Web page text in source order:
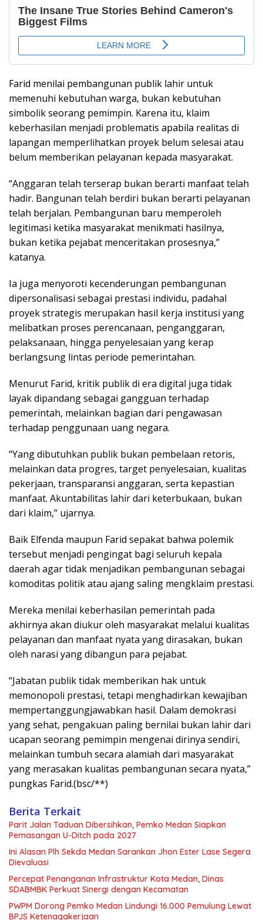
Farid menilai pembangunan publik lahir untuk
memenuhi kebutuhan warga, bukan kebutuhan
simbolik seorang pemimpin. Karena itu, klaim
keberhasilan menjadi problematis apabila realitas di
lapangan memperlihatkan proyek belum selesai atau
belum memberikan pelayanan kepada masyarakat.
“Anggaran telah terserap bukan berarti manfaat telah
hadir. Bangunan telah berdiri bukan berarti pelayanan
telah berjalan. Pembangunan baru memperoleh
legitimasi ketika masyarakat menikmati hasilnya,
bukan ketika pejabat menceritakan prosesnya,”
katanya.
Ia juga menyoroti kecenderungan pembangunan
dipersonalisasi sebagai prestasi individu, padahal
proyek strategis merupakan hasil kerja institusi yang
melibatkan proses perencanaan, penganggaran,
pelaksanaan, hingga penyelesaian yang kerap
berlangsung lintas periode pemerintahan.
Menurut Farid, kritik publik di era digital juga tidak
layak dipandang sebagai gangguan terhadap
pemerintah, melainkan bagian dari pengawasan
terhadap penggunaan uang negara.
“Yang dibutuhkan publik bukan pembelaan retoris,
melainkan data progres, target penyelesaian, kualitas
pekerjaan, transparansi anggaran, serta kepastian
manfaat. Akuntabilitas lahir dari keterbukaan, bukan
dari klaim,” ujarnya.
Baik Elfenda maupun Farid sepakat bahwa polemik
tersebut menjadi pengingat bagi seluruh kepala
daerah agar tidak menjadikan pembangunan sebagai
komoditas politik atau ajang saling mengklaim prestasi.
Mereka menilai keberhasilan pemerintah pada
akhirnya akan diukur oleh masyarakat melalui kualitas
pelayanan dan manfaat nyata yang dirasakan, bukan
oleh narasi yang dibangun para pejabat.
“Jabatan publik tidak memberikan hak untuk
memonopoli prestasi, tetapi menghadirkan kewajiban
mempertanggungjawabkan hasil. Dalam demokrasi
yang sehat, pengakuan paling bernilai bukan lahir dari
ucapan seorang pemimpin mengenai dirinya sendiri,
melainkan tumbuh secara alamiah dari masyarakat
yang merasakan kualitas pembangunan secara nyata,”
pungkas Farid.(bsc/**)
Berita Terkait
Parit Jalan Taduan Dibersihkan, Pemko Medan Siapkan
Pemasangan U-Ditch pada 2027
Ini Alasan Plh Sekda Medan Sarankan Jhon Ester Lase Segera
Dievaluasi
Percepat Penanganan Infrastruktur Kota Medan, Dinas
SDABMBK Perkuat Sinergi dengan Kecamatan
PWPM Dorong Pemko Medan Lindungi 16.000 Pemulung Lewat
BPJS Ketenagakerjaan